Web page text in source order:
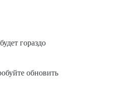
гораздо
обновить